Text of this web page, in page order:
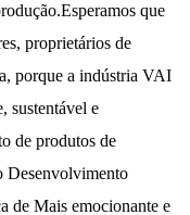
que
proprietários de
porque a indústria VAI
sustentável e
de produtos de
Desenvolvimento
de Mais emocionante e